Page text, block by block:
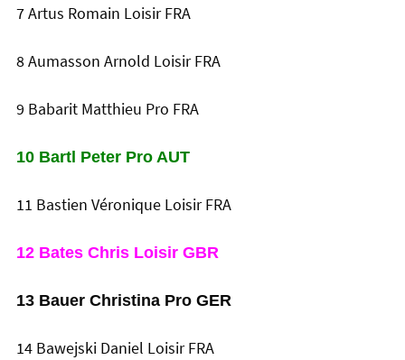
7 Artus Romain Loisir FRA
8 Aumasson Arnold Loisir FRA
9 Babarit Matthieu Pro FRA
10 Bartl Peter Pro AUT
11 Bastien Véronique Loisir FRA
12 Bates Chris Loisir GBR
13 Bauer Christina Pro GER
14 Bawejski Daniel Loisir FRA